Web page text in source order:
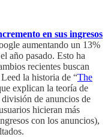
en sus ingresos
aumentando un 13%
año pasado. Esto ha
recientes buscan
Leed la historia de “The
explican la teoría de
de anuncios de
hicieran más
con los anuncios),